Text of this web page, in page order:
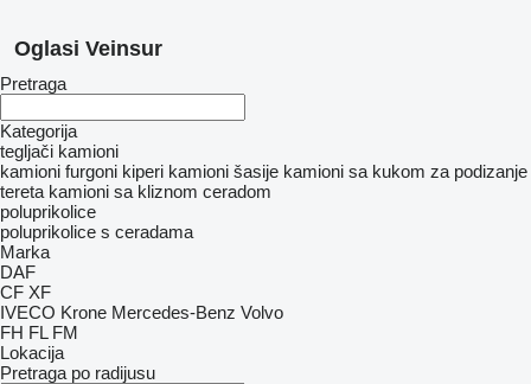
Oglasi Veinsur
Pretraga
Kategorija
tegljači kamioni
kamioni furgoni kiperi kamioni šasije kamioni sa kukom za podizanje
tereta kamioni sa kliznom ceradom
poluprikolice
poluprikolice s ceradama
Marka
DAF
CF XF
IVECO Krone Mercedes-Benz Volvo
FH FL FM
Lokacija
Pretraga po radijusu